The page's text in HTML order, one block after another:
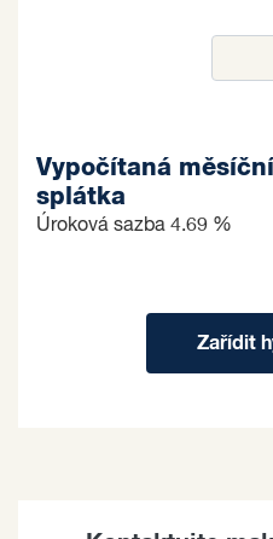
Vypočítaná měsíční
splátka
Úroková sazba 4.69 %
Zařídit